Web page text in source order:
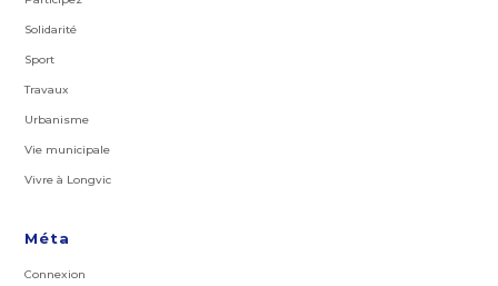
Solidarité
Sport
Travaux
Urbanisme
Vie municipale
Vivre à Longvic
Méta
Connexion